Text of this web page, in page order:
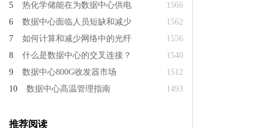
1566
5
热化学储能在为数据中心供电
1562
6
数据中心面临人员短缺和减少
1556
7
如何计算和减少网络中的光纤
1540
8
什么是数据中心的交叉连接？
1512
9
数据中心800G收发器市场
1493
10 数据中心高温管理指南
推荐阅读